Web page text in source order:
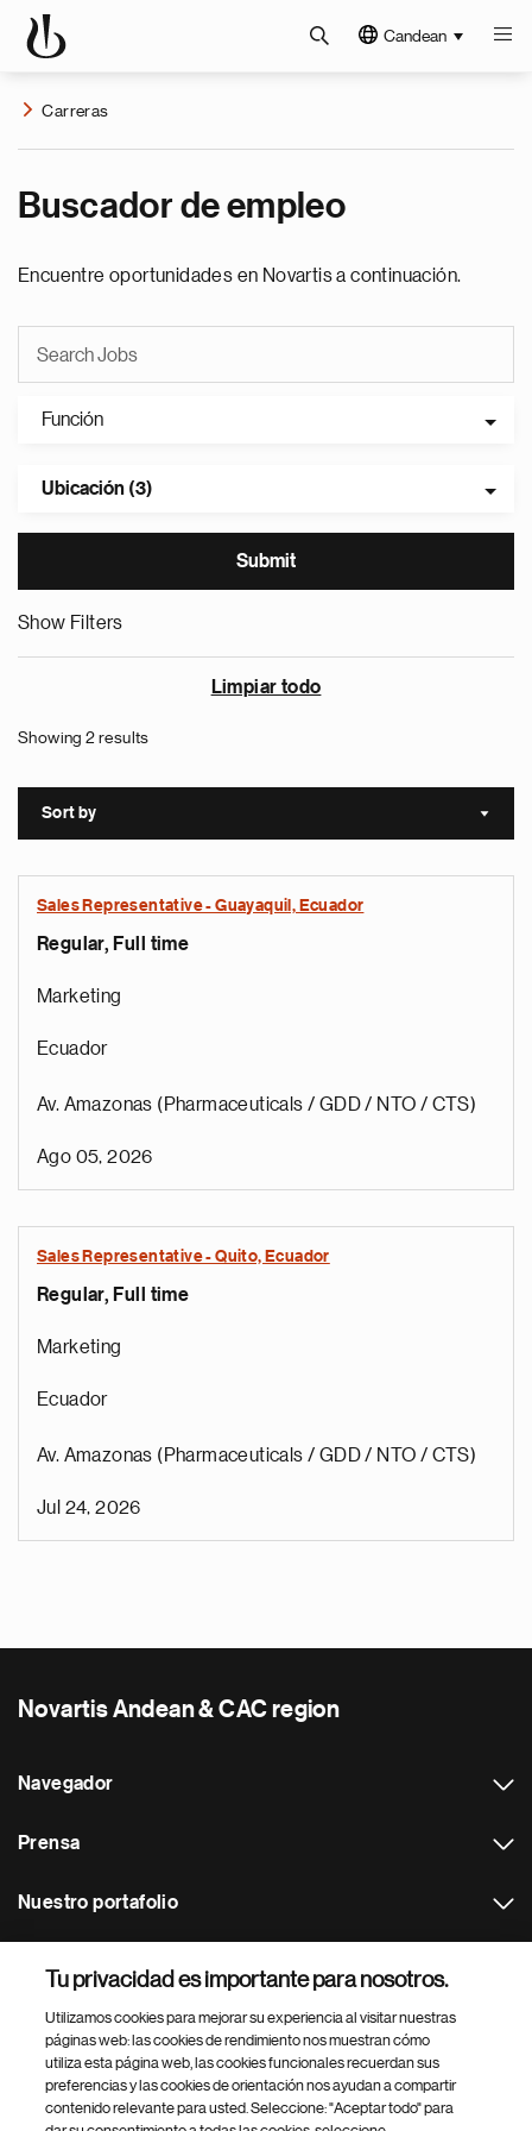
Candean
Carreras
Buscador de empleo
Encuentre oportunidades en Novartis a continuación.
Función
Ubicación (3)
Show Filters
Limpiar todo
Showing 2 results
Sort by Sort
Sales Representative - Guayaquil, Ecuador
Regular, Full time
Marketing
Ecuador
Av. Amazonas (Pharmaceuticals / GDD / NTO / CTS)
Ago 05, 2026
Sales Representative - Quito, Ecuador
Regular, Full time
Marketing
Ecuador
Av. Amazonas (Pharmaceuticals / GDD / NTO / CTS)
Jul 24, 2026
Novartis Andean & CAC region
Navegador
Prensa
Nuestro portafolio
Footer Site Search
Tu privacidad es importante para nosotros.
Utilizamos cookies para mejorar su experiencia al visitar nuestras
páginas web: las cookies de rendimiento nos muestran cómo
utiliza esta página web, las cookies funcionales recuerdan sus
preferencias y las cookies de orientación nos ayudan a compartir
contenido relevante para usted. Seleccione: "Aceptar todo" para